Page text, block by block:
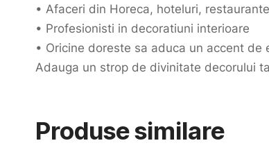
• Afaceri din Horeca, hoteluri,
• Profesionisti in decoratiuni interioare
• Oricine doreste sa aduca un accent
Adauga un strop de divinitate decorului
Produse similare